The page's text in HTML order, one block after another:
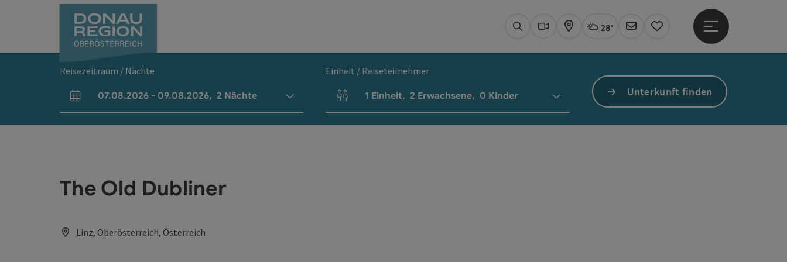
SuchenWebcams
KarteAktuelles Wetter Linz, wolkig
28°
Newsletter
Merkzettel
Hauptmenü öffnen
Reisezeitraum / Nächte
An- und Abreisefelder
07.08.2026 - 09.08.2026, 2 Nächte
Einheit / Reiseteilnehmer
Einheitenanzahl und Personenfelder
1 Einheit, 2 Erwachsene, 0 Kinder Unterkunft finden
The Old Dubliner
Linz, Oberösterreich, Österreich